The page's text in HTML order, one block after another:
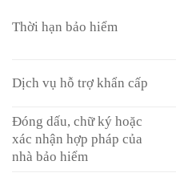
Thời hạn bảo hiểm
Dịch vụ hỗ trợ khẩn cấp
Đóng dấu, chữ ký hoặc
xác nhận hợp pháp của
nhà bảo hiểm